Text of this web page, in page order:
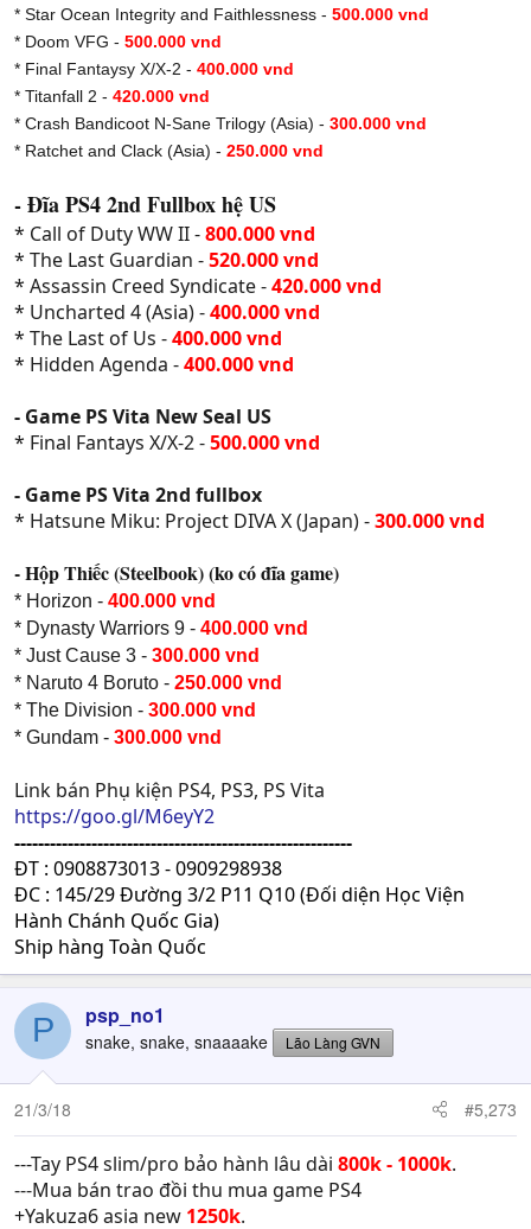
* Star Ocean Integrity and Faithlessness - 500.000 vnd
* Doom VFG - 500.000 vnd
* Final Fantaysy X/X-2 - 400.000 vnd
* Titanfall 2 - 420.000 vnd
* Crash Bandicoot N-Sane Trilogy (Asia) - 300.000 vnd
* Ratchet and Clack (Asia) - 250.000 vnd
- Đĩa PS4 2nd Fullbox hệ US
* Call of Duty WW II -800.000 vnd
* The Last Guardian -520.000 vnd
* Assassin Creed Syndicate -420.000 vnd
* Uncharted 4 (Asia) -400.000 vnd
* The Last of Us -400.000 vnd
* Hidden Agenda -400.000 vnd
- Game PS Vita New Seal US
* Final Fantays X/X-2 -500.000 vnd
- Game PS Vita 2nd fullbox
* Hatsune Miku: Project DIVA X (Japan) -300.000 vnd
- Hộp Thiếc (Steelbook) (ko có đĩa game)
* Horizon - 400.000 vnd
* Dynasty Warriors 9 - 400.000 vnd
* Just Cause 3 - 300.000 vnd
* Naruto 4 Boruto - 250.000 vnd
* The Division - 300.000 vnd
* Gundam - 300.000 vnd
Link bán Phụ kiện PS4, PS3, PS Vita
https://goo.gl/M6eyY2
---------------------------------------------------------
ĐT : 0908873013 - 0909298938
ĐC : 145/29 Đường 3/2 P11 Q10 (Đối diện Học Viện
Hành Chánh Quốc Gia)
Ship hàng Toàn Quốc
P psp_no1
snake, snake, snaaaake Lão Làng GVN
21/3/18 #5,273
---Tay PS4 slim/pro bảo hành lâu dài 800k - 1000k.
---Mua bán trao đồi thu mua game PS4
+Yakuza6 asia new 1250k.